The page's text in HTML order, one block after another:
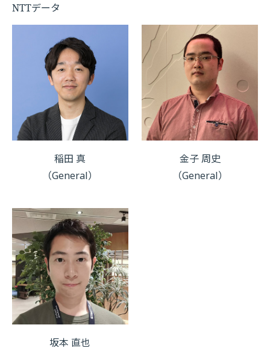
NTTデータ
稲田 真
（General）
金子 周史
（General）
坂本 直也